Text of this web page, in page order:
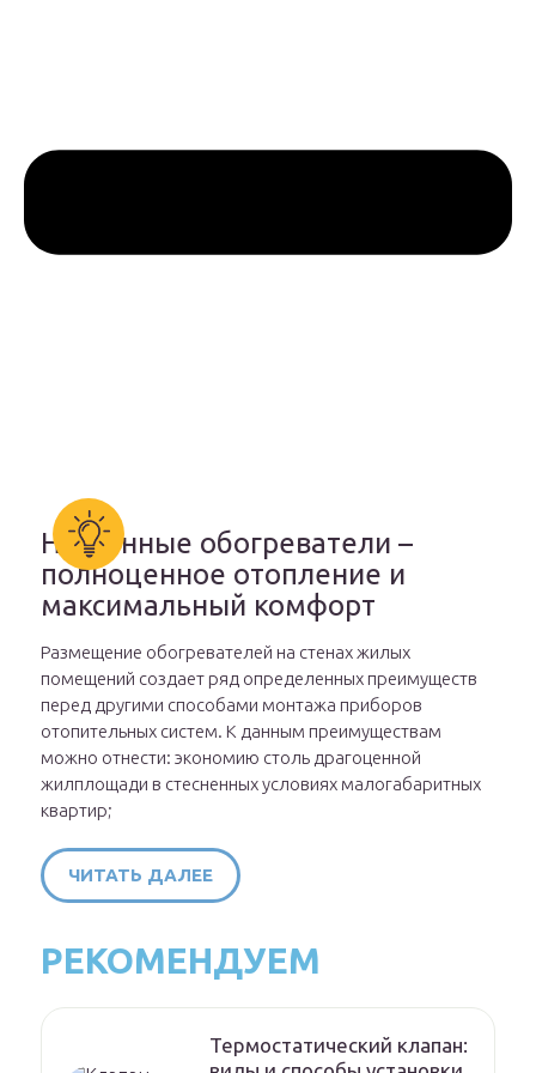
Настенные обогреватели –
полноценное отопление и
максимальный комфорт
Размещение обогревателей на стенах жилых
помещений создает ряд определенных преимуществ
перед другими способами монтажа приборов
отопительных систем. К данным преимуществам
можно отнести: экономию столь драгоценной
жилплощади в стесненных условиях малогабаритных
квартир;
ЧИТАТЬ ДАЛЕЕ
РЕКОМЕНДУЕМ
Термостатический клапан: